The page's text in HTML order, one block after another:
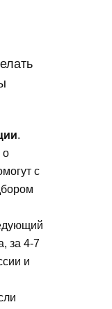
.
о
с
за 4-7
и